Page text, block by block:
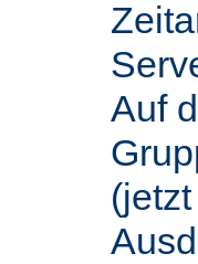
Auf